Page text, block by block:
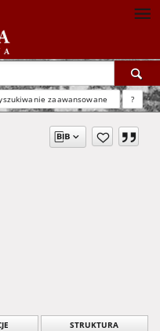
zaawansowane ?
STRUKTURA